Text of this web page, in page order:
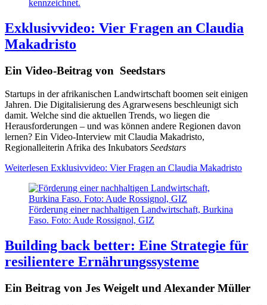
Exklusivvideo: Vier Fragen an Claudia
Makadristo
Ein Video-Beitrag von Seedstars
Startups in der afrikanischen Landwirtschaft boomen seit einigen
Jahren. Die Digitalisierung des Agrarwesens beschleunigt sich
damit. Welche sind die aktuellen Trends, wo liegen die
Herausforderungen – und was können andere Regionen davon
lernen? Ein Video-Interview mit Claudia Makadristo,
Regionalleiterin Afrika des Inkubators Seedstars
Weiterlesen Exklusivvideo: Vier Fragen an Claudia Makadristo
Förderung einer nachhaltigen Landwirtschaft, Burkina
Faso. Foto: Aude Rossignol, GIZ
Building back better: Eine Strategie für
resilientere Ernährungssysteme
Ein Beitrag von Jes Weigelt und Alexander Müller